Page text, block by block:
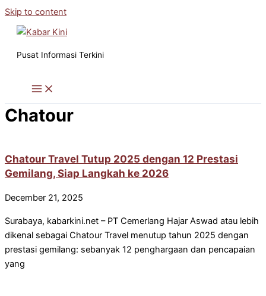
Skip to content
Pusat Informasi Terkini
Chatour
Chatour Travel Tutup 2025 dengan 12 Prestasi
Gemilang, Siap Langkah ke 2026
December 21, 2025
Surabaya, kabarkini.net – PT Cemerlang Hajar Aswad atau lebih
dikenal sebagai Chatour Travel menutup tahun 2025 dengan
prestasi gemilang: sebanyak 12 penghargaan dan pencapaian
yang